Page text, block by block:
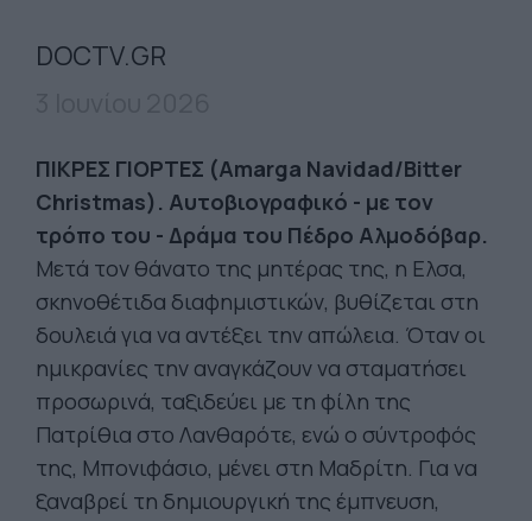
DOCTV.GR
ΠΙΚΡΕΣ ΓΙΟΡΤΕΣ (Amarga Navidad/Bitter
Christmas). Αυτοβιογραφικό - με τον
τρόπο του - Δράμα του Πέδρο Αλμοδόβαρ.
Μετά τον θάνατο της μητέρας της, η Ελσα,
σκηνοθέτιδα διαφημιστικών, βυθίζεται στη
δουλειά για να αντέξει την απώλεια. Όταν οι
ημικρανίες την αναγκάζουν να σταματήσει
προσωρινά, ταξιδεύει με τη φίλη της
Πατρίθια στο Λανθαρότε, ενώ ο σύντροφός
της, Μπονιφάσιο, μένει στη Μαδρίτη. Για να
ξαναβρεί τη δημιουργική της έμπνευση,